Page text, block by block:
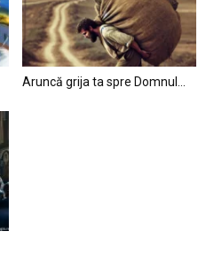
Aruncă grija ta spre Domnul…